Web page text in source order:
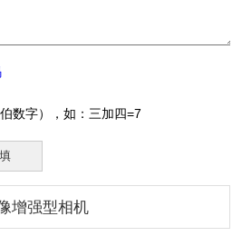
字），如：三加四=7
增强型相机